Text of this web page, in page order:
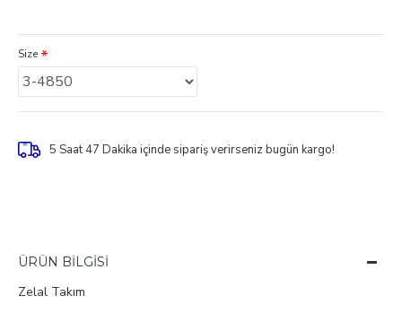
Size
5 Saat 47 Dakika içinde sipariş verirseniz bugün kargo!
ÜRÜN BILGISI
Zelal Takım